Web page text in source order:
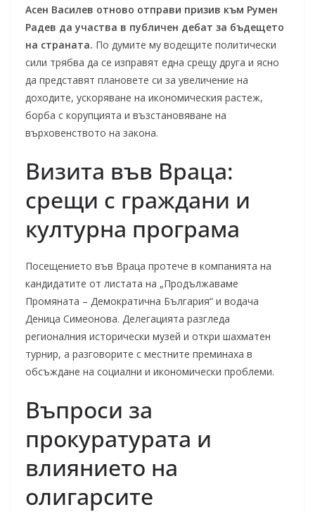
Асен Василев отново отправи призив към Румен
Радев да участва в публичен дебат за бъдещето
на страната. По думите му водещите политически
сили трябва да се изправят една срещу друга и ясно
да представят плановете си за увеличение на
доходите, ускоряване на икономическия растеж,
борба с корупцията и възстановяване на
върховенството на закона.
Визита във Враца:
срещи с граждани и
културна програма
Посещението във Враца протече в компанията на
кандидатите от листата на „Продължаваме
Промяната – Демократична България“ и водача
Деница Симеонова. Делегацията разгледа
регионалния исторически музей и откри шахматен
турнир, а разговорите с местните преминаха в
обсъждане на социални и икономически проблеми.
Въпроси за
прокуратурата и
влиянието на
олигарсите